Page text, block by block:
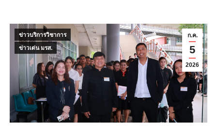
ก.ค.
5
2026
ข่าวบริการวิชาการ
ข่าวเด่น มรส.